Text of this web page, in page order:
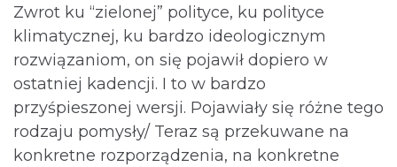
Zwrot ku “zielonej” polityce, ku polityce
klimatycznej, ku bardzo ideologicznym
rozwiązaniom, on się pojawił dopiero w
ostatniej kadencji. I to w bardzo
przyśpieszonej wersji. Pojawiały się różne tego
rodzaju pomysły/ Teraz są przekuwane na
konkretne rozporządzenia, na konkretne